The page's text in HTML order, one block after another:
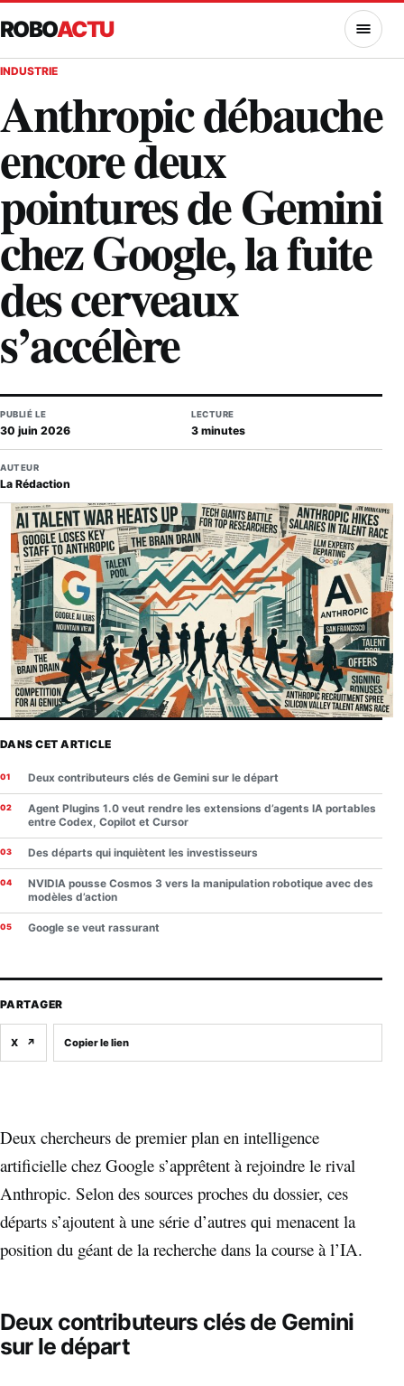
ROBOACTU MENU
INDUSTRIE
Anthropic débauche
encore deux
pointures de Gemini
chez Google, la fuite
des cerveaux
s’accélère
PUBLIÉ LE
30 juin 2026
LECTURE
3 minutes
AUTEUR
La Rédaction
Deux chercheurs de premier plan en intelligence
artificielle chez Google s’apprêtent à rejoindre le rival
Anthropic. Selon des sources proches du dossier, ces
départs s’ajoutent à une série d’autres qui menacent la
position du géant de la recherche dans la course à l’IA.
Deux contributeurs clés de Gemini
sur le départ
DANS CET ARTICLE
Deux contributeurs clés de Gemini sur le départ
Agent Plugins 1.0 veut rendre les extensions d’agents IA portables
entre Codex, Copilot et Cursor
Des départs qui inquiètent les investisseurs
NVIDIA pousse Cosmos 3 vers la manipulation robotique avec des
modèles d’action
Google se veut rassurant
PARTAGER
X ↗ Copier le lien